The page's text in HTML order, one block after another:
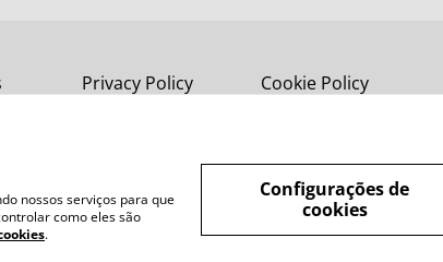
Privacy Policy Cookie Policy
nossos serviços para que
como eles são
.
Configurações de
cookies